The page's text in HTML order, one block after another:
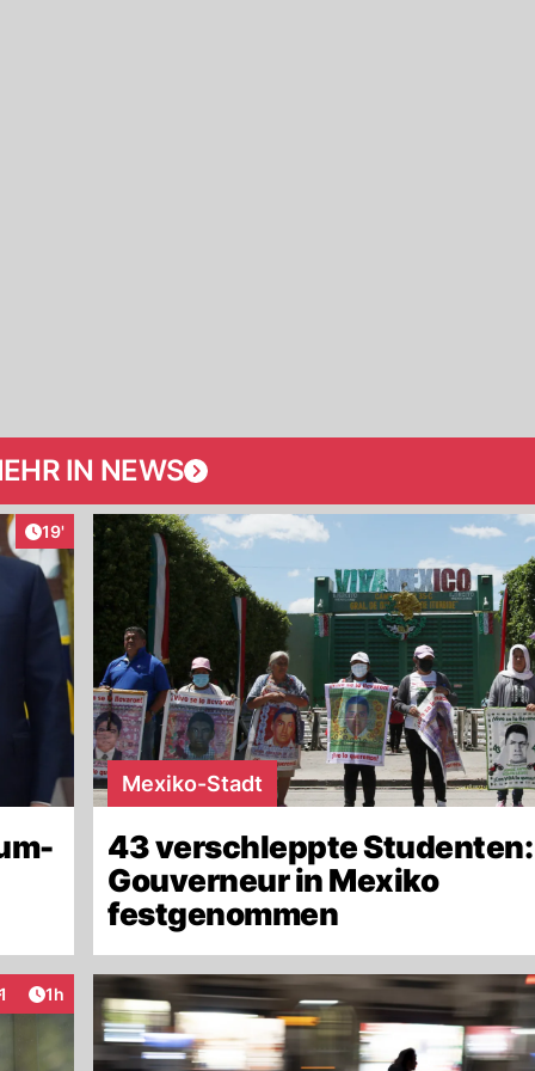
IN NEWS
Artikel veröffentlicht:
19'
Mexiko-Stadt
43 verschleppte Studenten:
Gouverneur in Mexiko
festgenommen
1 Artikel veröffentlicht:
1h